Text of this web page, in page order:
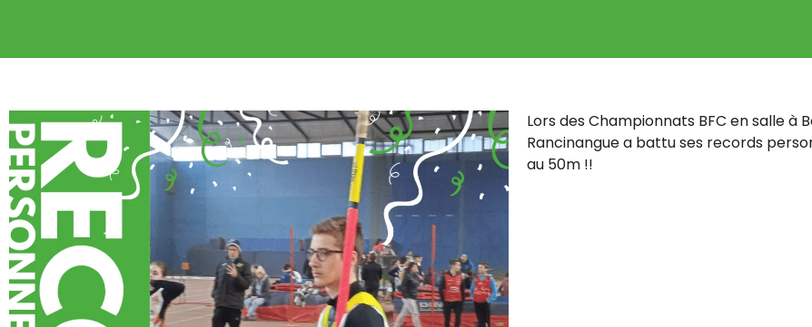
Lors des Championnats BFC en salle à
Rancinangue a battu ses records
au 50m !!